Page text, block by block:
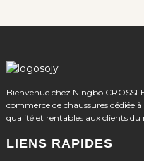
Bienvenue chez Ningbo
commerce de chaussures dédiée
qualité et rentables aux clients du
LIENS RAPIDES